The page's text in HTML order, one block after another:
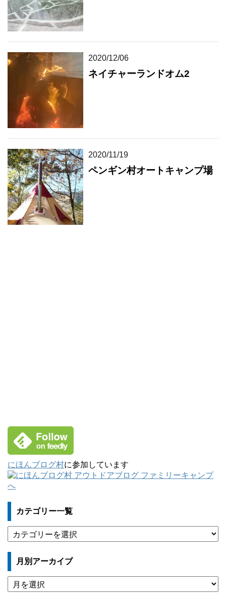
2020/12/06
ネイチャーランドオム2
2020/11/19
ペンギン村オートキャンプ場
にほんブログ村に参加しています
カテゴリー一覧
テ
ゴ
ー
一
覧
月別アーカイブ
月
別